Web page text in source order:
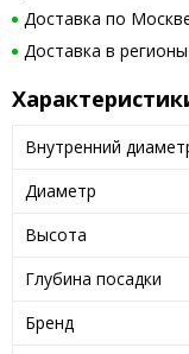
Доставка по
Доставка в
Внутренний
Диаметр
Высота
Глубина посадки
Бренд